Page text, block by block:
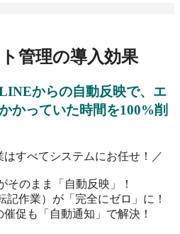
管理の導入効果
からの自動反映で、エ
かっていた時間を100%削
すべてシステムにお任せ！／
そのまま「自動反映」！
記作業）が「完全にゼロ」に！
催促も「自動通知」で解決！